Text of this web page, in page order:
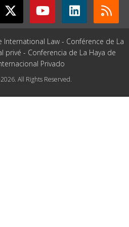
International Law - Conférence de La
privé - Conferencia de La Haya de
Privado
All Rights Reserved.